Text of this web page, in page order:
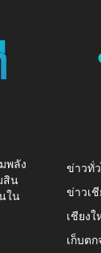
พลัง
สิน
ใน
ข่าวทั่
ข่าวเ
เชียง
เก็บต